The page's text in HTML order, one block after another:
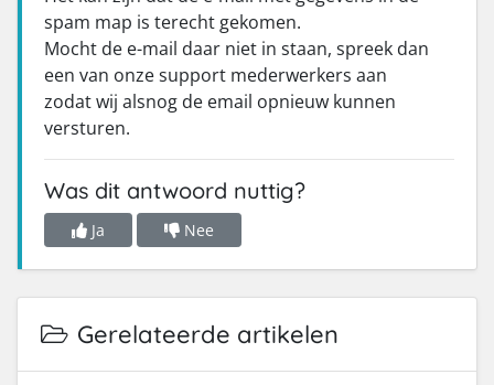
spam map is terecht gekomen.
Mocht de e-mail daar niet in staan, spreek dan
een van onze support mederwerkers aan
zodat wij alsnog de email opnieuw kunnen
versturen.
Was dit antwoord nuttig?
Ja Nee
Gerelateerde artikelen